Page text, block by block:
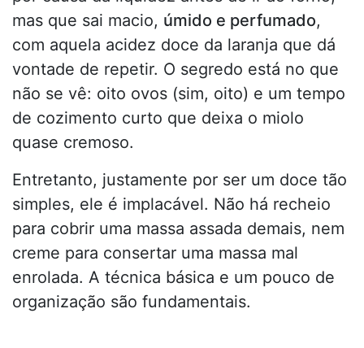
mas que sai macio, úmido e perfumado,
com aquela acidez doce da laranja que dá
vontade de repetir. O segredo está no que
não se vê: oito ovos (sim, oito) e um tempo
de cozimento curto que deixa o miolo
quase cremoso.
Entretanto, justamente por ser um doce tão
simples, ele é implacável. Não há recheio
para cobrir uma massa assada demais, nem
creme para consertar uma massa mal
enrolada. A técnica básica e um pouco de
organização são fundamentais.